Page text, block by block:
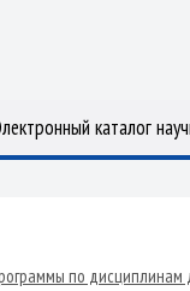
каталог
по дисциплинам